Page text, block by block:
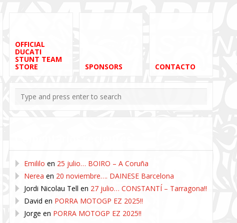
OFFICIAL
DUCATI
STUNT TEAM
STORE SPONSORS CONTACTO
Emililo en 25 julio… BOIRO – A Coruña
Nerea en 20 noviembre…. DAINESE Barcelona
Jordi Nicolau Tell en 27 julio… CONSTANTÍ – Tarragona!!
David en PORRA MOTOGP EZ 2025!!
Jorge en PORRA MOTOGP EZ 2025!!